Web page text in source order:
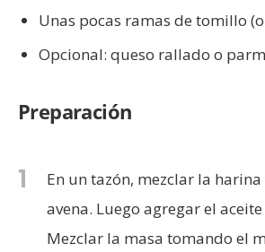
Unas pocas ramas de tomillo
Opcional: queso rallado o
Preparación
1
En un tazón, mezclar la
avena. Luego agregar el
Mezclar la masa tomando el